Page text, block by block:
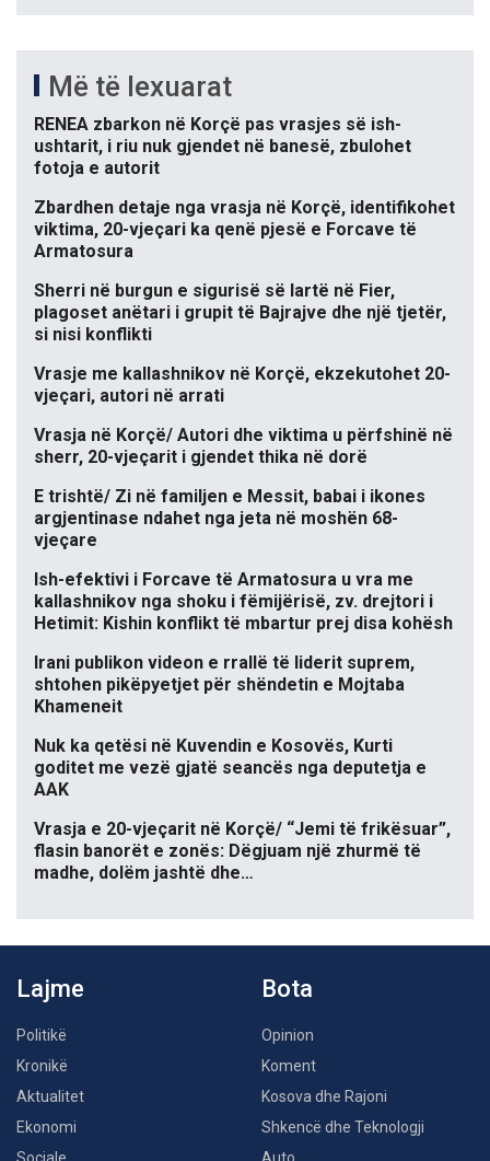
Më të lexuarat
RENEA zbarkon në Korçë pas vrasjes së ish-
ushtarit, i riu nuk gjendet në banesë, zbulohet
fotoja e autorit
Zbardhen detaje nga vrasja në Korçë, identifikohet
viktima, 20-vjeçari ka qenë pjesë e Forcave të
Armatosura
Sherri në burgun e sigurisë së lartë në Fier,
plagoset anëtari i grupit të Bajrajve dhe një tjetër,
si nisi konflikti
Vrasje me kallashnikov në Korçë, ekzekutohet 20-
vjeçari, autori në arrati
Vrasja në Korçë/ Autori dhe viktima u përfshinë në
sherr, 20-vjeçarit i gjendet thika në dorë
E trishtë/ Zi në familjen e Messit, babai i ikones
argjentinase ndahet nga jeta në moshën 68-
vjeçare
Ish-efektivi i Forcave të Armatosura u vra me
kallashnikov nga shoku i fëmijërisë, zv. drejtori i
Hetimit: Kishin konflikt të mbartur prej disa kohësh
Irani publikon videon e rrallë të liderit suprem,
shtohen pikëpyetjet për shëndetin e Mojtaba
Khameneit
Nuk ka qetësi në Kuvendin e Kosovës, Kurti
goditet me vezë gjatë seancës nga deputetja e
AAK
Vrasja e 20-vjeçarit në Korçë/ “Jemi të frikësuar”,
flasin banorët e zonës: Dëgjuam një zhurmë të
madhe, dolëm jashtë dhe…
Lajme
Politikë
Kronikë
Aktualitet
Ekonomi
Bota
Opinion
Koment
Kosova dhe Rajoni
Shkencë dhe Teknologji